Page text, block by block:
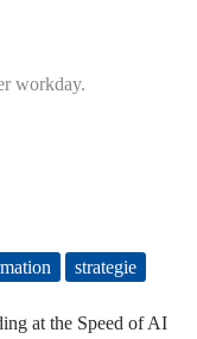
workday.
strategie
at the Speed of AI